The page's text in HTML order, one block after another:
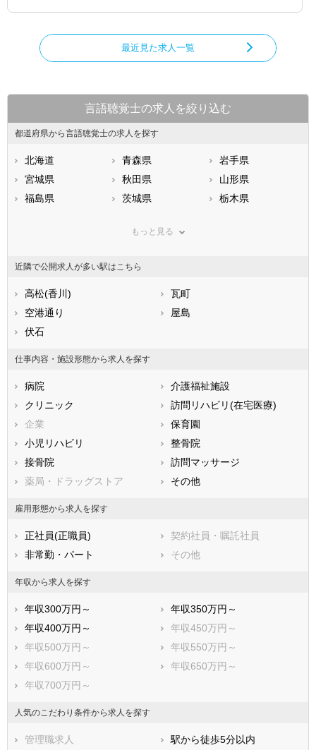
最近見た求人一覧
言語聴覚士の求人を絞り込む
都道府県から言語聴覚士の求人を探す
北海道 青森県
岩手県
宮城県
秋田県
山形県
福島県
茨城県
栃木県
神奈川県
石川県
福井県
静岡県
滋賀県
兵庫県
香川県
高知県
福岡県
長崎県
熊本県
鹿児島県
もっと見る
近隣で公開求人が多い駅はこちら
高松(香川)
瓦町
空港通り
屋島
伏石
仕事内容・施設形態から求人を探す
病院
介護福祉施設
クリニック
訪問リハビリ(在宅医療)
企業
保育園
小児リハビリ
整骨院
接骨院
訪問マッサージ
薬局・ドラッグストア
その他
雇用形態から求人を探す
正社員(正職員)
契約社員・嘱託社員
非常勤・パート
その他
年収から求人を探す
年収300万円～
年収350万円～
年収400万円～
年収450万円～
年収500万円～
年収550万円～
年収600万円～
年収650万円～
年収700万円～
人気のこだわり条件から求人を探す
管理職求人
駅から徒歩5分以内